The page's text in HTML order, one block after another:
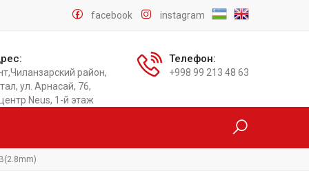
instagram
facebook
район,
ул. Арнасай, 76,
Neus, 1-й этаж
Телефон:
+998 99 213 48 63